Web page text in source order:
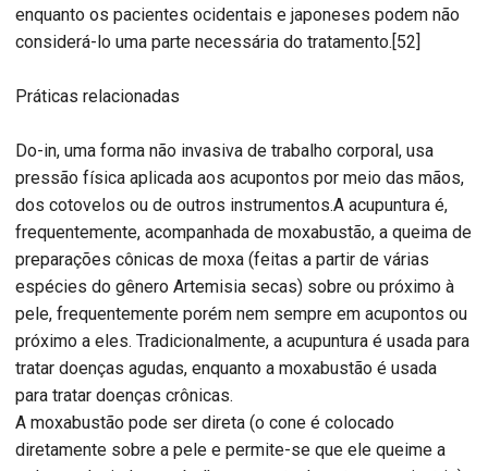
enquanto os pacientes ocidentais e japoneses podem não
considerá-lo uma parte necessária do tratamento.[52]
Práticas relacionadas
Do-in, uma forma não invasiva de trabalho corporal, usa
pressão física aplicada aos acupontos por meio das mãos,
dos cotovelos ou de outros instrumentos.A acupuntura é,
frequentemente, acompanhada de moxabustão, a queima de
preparações cônicas de moxa (feitas a partir de várias
espécies do gênero Artemisia secas) sobre ou próximo à
pele, frequentemente porém nem sempre em acupontos ou
próximo a eles. Tradicionalmente, a acupuntura é usada para
tratar doenças agudas, enquanto a moxabustão é usada
para tratar doenças crônicas.
A moxabustão pode ser direta (o cone é colocado
diretamente sobre a pele e permite-se que ele queime a